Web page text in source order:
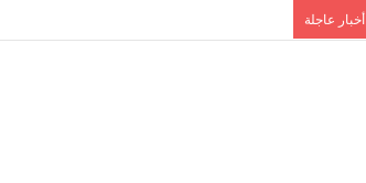
أخبار عاجلة